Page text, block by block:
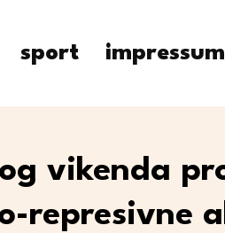
sport impressum
vikenda
represivne